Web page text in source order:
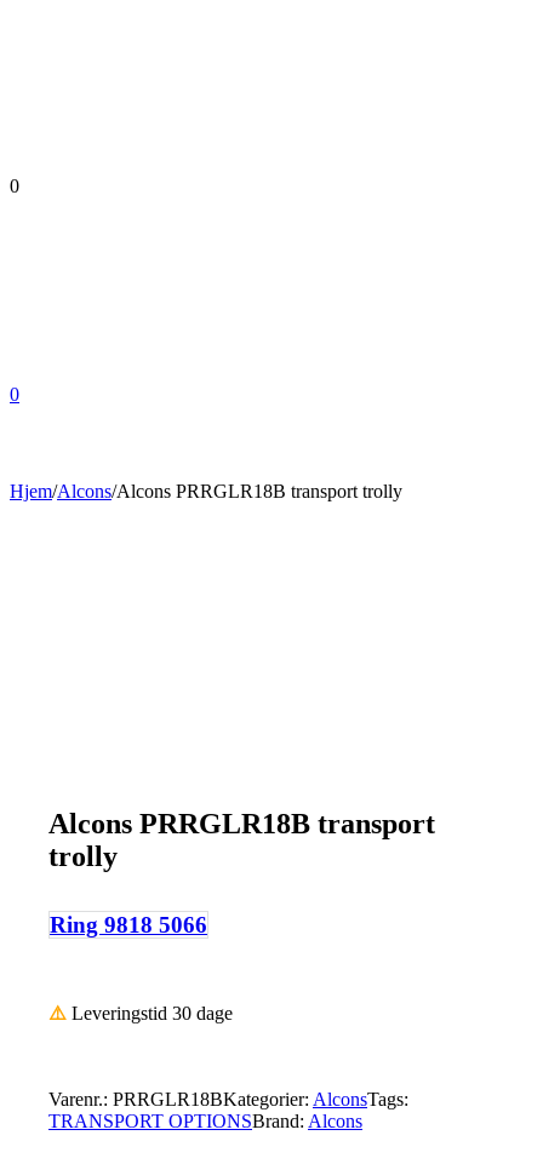
0
0
Hjem/Alcons/Alcons PRRGLR18B transport trolly
Alcons PRRGLR18B transport
trolly
Ring 9818 5066
⚠️ Leveringstid 30 dage
Varenr.: PRRGLR18BKategorier: AlconsTags:
TRANSPORT OPTIONSBrand: Alcons